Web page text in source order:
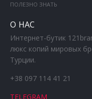
ПОЛЕЗНО ЗНАТЬ
О НАС
Интернет-бутик
люкс копий мировых
Турции.
+38 097 114 41 21
TELEGRAM